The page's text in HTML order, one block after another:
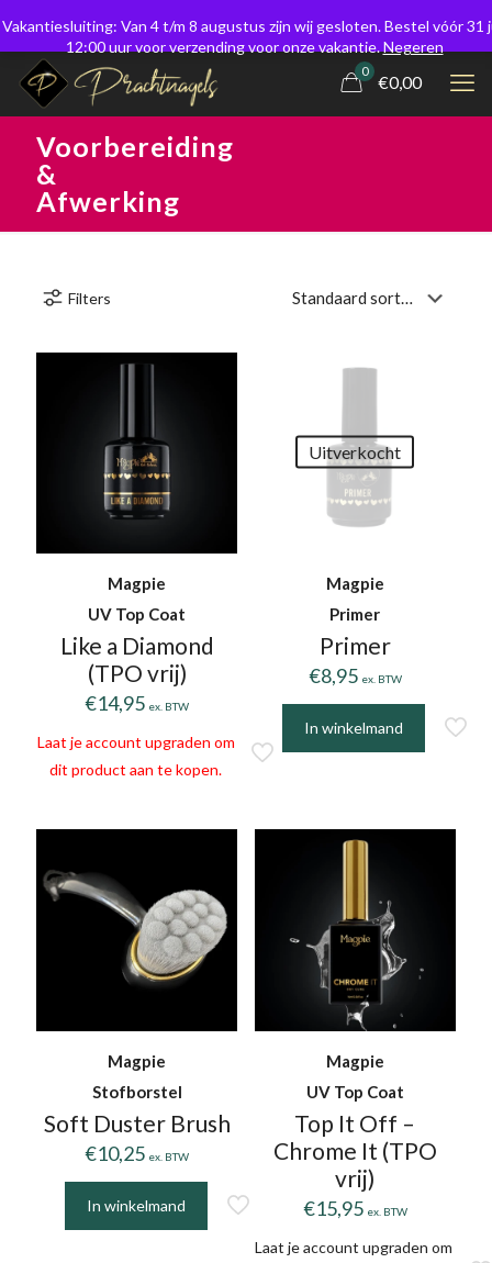
0
€0,00
Voorbereiding
&
Afwerking
Filters
Magpie
UV Top Coat
Like a Diamond
(TPO vrij)
€14,95 ex. BTW
Laat je account upgraden om
dit product aan te kopen.
Uitverkocht
Magpie
Primer
Primer
€8,95 ex. BTW
In winkelmand
Magpie
Stofborstel
Soft Duster Brush
€10,25 ex. BTW
In winkelmand
Magpie
UV Top Coat
Top It Off –
Chrome It (TPO
vrij)
€15,95 ex. BTW
Laat je account upgraden om
Vakantiesluiting: Van 4 t/m 8 augustus zijn wij gesloten. Bestel vóór 31
12:00 uur voor verzending voor onze vakantie.Negeren